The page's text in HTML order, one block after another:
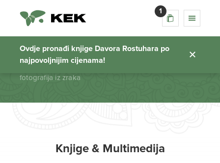
1
Ovdje pronađi knjige Davora Rostuhara po
najpovoljnijim cijenama!
fotografija iz zraka
Početna stranica
fotografija iz zraka
Knjige & Multimedija